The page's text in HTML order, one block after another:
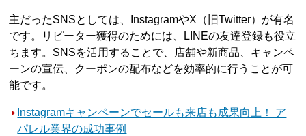
主だったSNSとしては、InstagramやX（旧Twitter）が有名
です。リピーター獲得のためには、LINEの友達登録も役立
ちます。SNSを活用することで、店舗や新商品、キャンペ
ーンの宣伝、クーポンの配布などを効率的に行うことが可
能です。
Instagramキャンペーンでセールも来店も成果向上！ ア
パレル業界の成功事例